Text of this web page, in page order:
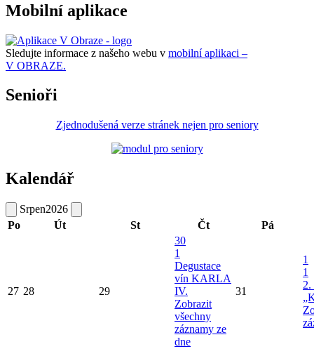
Mobilní aplikace
Sledujte informace z našeho webu v mobilní aplikaci –
V OBRAZE.
Senioři
Zjednodušená verze stránek nejen pro seniory
Kalendář
Srpen2026
Po
Út St Čt Pá
27 28 29
30
1
Degustace
vín KARLA
IV.
Zobrazit
všechny
záznamy ze
dne
31
1
1
2.